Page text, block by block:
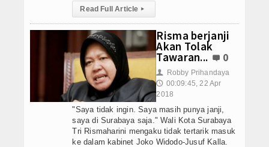
Read Full Article ▸
Risma berjanji
Akan Tolak
Tawaran... 0
👤 Robby Prihandaya
🕔 00:09:45, 22 Apr
2018
"Saya tidak ingin. Saya masih punya janji,
saya di Surabaya saja." Wali Kota Surabaya
Tri Rismaharini mengaku tidak tertarik masuk
ke dalam kabinet Joko Widodo-Jusuf Kalla.